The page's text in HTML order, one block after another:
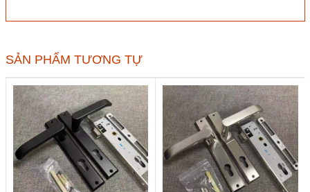
903.98.536
số
lượng
SẢN PHẨM TƯƠNG TỰ